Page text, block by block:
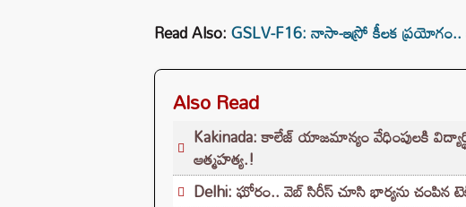
Read Also:GSLV-F16: నాసా-ఇస్రో కీలక
Also Read
Kakinada: కాలేజ్ యాజమాన్యం వేధింపులకి
ఆత్మహత్య.!
Delhi: ఘోరం.. వెబ్ సిరీస్ చూసి భార్యను చంపిన